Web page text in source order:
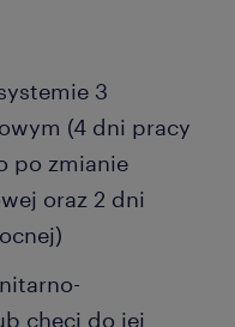
3
(4 dni pracy
po zmianie
oraz 2 dni
chęci do jej